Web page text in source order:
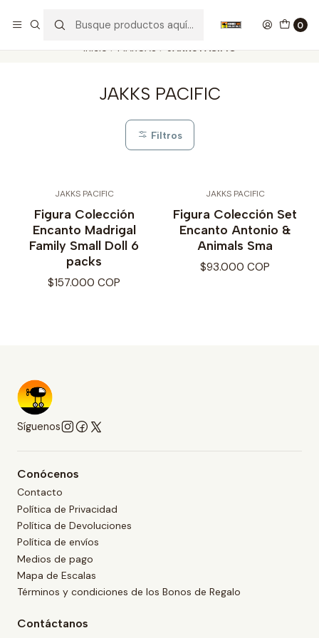
0
Inicio MARCAS JAKKS PACIFIC
JAKKS PACIFIC
Filtros
JAKKS PACIFIC
Figura Colección
Encanto Madrigal
Family Small Doll 6
packs
$157.000 COP
JAKKS PACIFIC
Figura Colección Set
Encanto Antonio &
Animals Sma
$93.000 COP
Síguenos
Conócenos
Contacto
Política de Privacidad
Política de Devoluciones
Política de envíos
Medios de pago
Mapa de Escalas
Términos y condiciones de los Bonos de Regalo
Contáctanos